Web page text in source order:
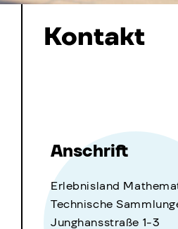
Kontakt
Anschrift
Erlebnisland
Technische
Junghansstraße 1-3